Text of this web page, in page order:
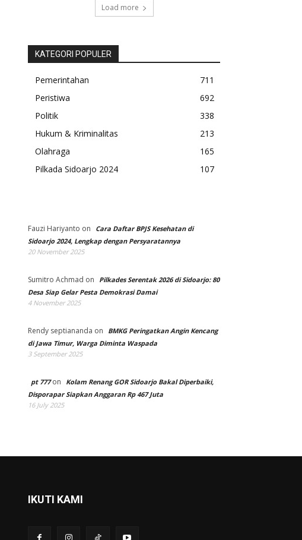
Load more
KATEGORI POPULER
Pemerintahan
711
Peristiwa
692
Politik
338
Hukum & Kriminalitas
213
Olahraga
165
Pilkada Sidoarjo 2024
107
Fauzi Hariyanto on
Cara Daftar BPJS Kesehatan di
Sidoarjo 2024, Lengkap dengan Persyaratannya
20 November 2025
Sumitro Achmad on
Pilkades Serentak 2026 di Sidoarjo: 80
Desa Siap Gelar Pesta Demokrasi Damai
4 November 2025
Rendy septiananda on
BMKG Peringatkan Angin Kencang
di Jawa Timur, Warga Diminta Waspada
3 September 2025
pt 777on
Kolam Renang GOR Sidoarjo Bakal Diperbaiki,
Disporapar Siapkan Anggaran Rp 467 Juta
16 July 2025
IKUTI KAMI